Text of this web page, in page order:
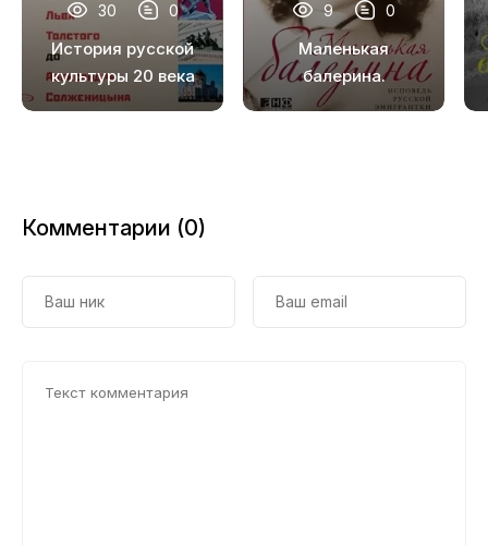
30 0
История русской
культуры 20 века
от Льва Толстого
9 0
Маленькая
балерина.
Исповедь русской
Комментарии (0)